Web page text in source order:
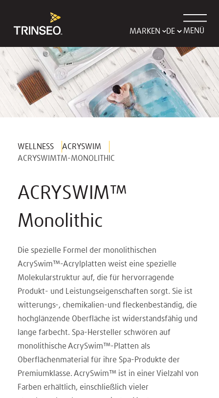
MARKEN MENÜ
WELLNESS
ACRYSWIM
ACRYSWIMTM-MONOLITHIC
ACRYSWIM™
Monolithic
Die spezielle Formel der monolithischen
AcrySwim™-Acrylplatten weist eine spezielle
Molekularstruktur auf, die für hervorragende
Produkt- und Leistungseigenschaften sorgt. Sie ist
witterungs-, chemikalien-und fleckenbeständig, die
hochglänzende Oberfläche ist widerstandsfähig und
lange farbecht. Spa-Hersteller schwören auf
monolithische AcrySwim™-Platten als
Oberflächenmaterial für ihre Spa-Produkte der
Premiumklasse. AcrySwim™ ist in einer Vielzahl von
Farben erhältlich, einschließlich vieler